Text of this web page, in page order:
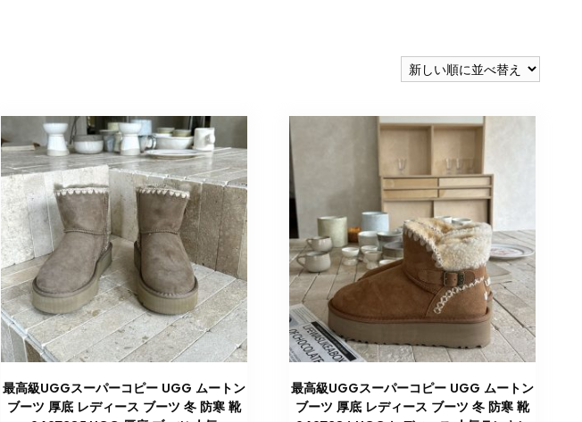
最高級UGGスーパーコピー UGG ムートン
ブーツ 厚底 レディース ブーツ 冬 防寒 靴
最高級UGGスーパーコピー UGG ムートン
ブーツ 厚底 レディース ブーツ 冬 防寒 靴